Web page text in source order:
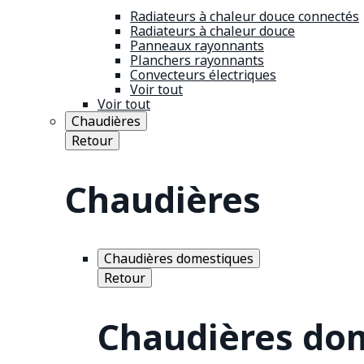
Radiateurs à chaleur douce connectés
Radiateurs à chaleur douce
Panneaux rayonnants
Planchers rayonnants
Convecteurs électriques
Voir tout
Voir tout
Chaudières
Retour
Chaudières
Chaudières domestiques
Retour
Chaudières